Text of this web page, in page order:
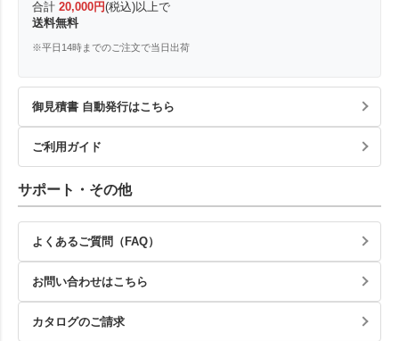
合計 20,000円(税込)以上で
送料無料
※平日14時までのご注文で当日出荷
御見積書 自動発行はこちら
ご利用ガイド
サポート・その他
よくあるご質問（FAQ）
お問い合わせはこちら
カタログのご請求